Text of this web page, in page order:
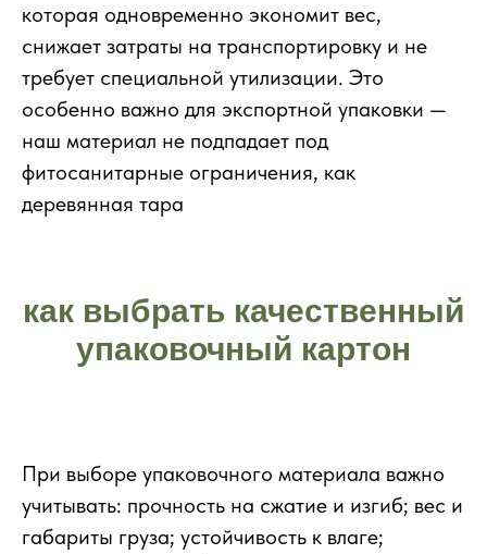
которая одновременно экономит вес,
снижает затраты на транспортировку и не
требует специальной утилизации. Это
особенно важно для экспортной упаковки —
наш материал не подпадает под
фитосанитарные ограничения, как
деревянная тара
как выбрать качественный
упаковочный картон
При выборе упаковочного материала важно
учитывать: прочность на сжатие и изгиб; вес и
габариты груза; устойчивость к влаге;